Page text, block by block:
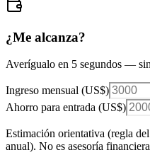
¿Me alcanza?
Averígualo en 5 segundos —
Ingreso mensual (US$)
Ahorro para entrada (US$)
Estimación orientativa (regla
anual). No es asesoría